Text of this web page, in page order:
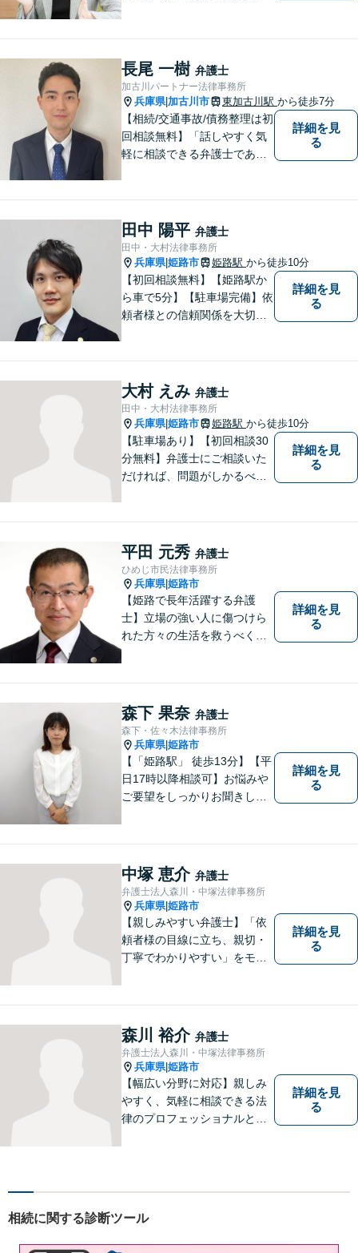
長尾 一樹 弁護士
加古川パートナー法律事務所
兵庫県|加古川市 東加古川駅 から徒歩7分
【相続/交通事故/債務整理は初
回相談無料】「話しやすく気
軽に相談できる弁護士である
歩7分】
詳細を見
る
田中 陽平 弁護士
田中・大村法律事務所
兵庫県|姫路市 姫路駅 から徒歩10分
【初回相談無料】【姫路駅か
ら車で5分】【駐車場完備】依
頼者様との信頼関係を大切
談をお受けしております。離
婚・借金問題・交通事故・企
業法務など幅広く対応してい
ます。
詳細を見
る
大村 えみ 弁護士
田中・大村法律事務所
兵庫県|姫路市 姫路駅 から徒歩10分
【駐車場あり】【初回相談30
分無料】弁護士にご相談いた
だければ、問題がしかるべき
ら、お早めに弁護士にご相談
ください。
詳細を見
る
平田 元秀 弁護士
ひめじ市民法律事務所
兵庫県|姫路市
【姫路で長年活躍する弁護
士】立場の強い人に傷つけら
れた方々の生活を救うべく、
弁護士。お困りごとはなんで
もご相談ください。二人三脚
で平穏な生活を取り戻しまし
ょう。【Zoom・電話相談O
K】
詳細を見
る
森下 果奈 弁護士
森下・佐々木法律事務所
兵庫県|姫路市
【「姫路駅」 徒歩13分】【平
日17時以降相談可】お悩みや
ご要望をしっかりお聞きし、
寧にお話をお聞きし，ご相談
いただいたことで安心感を得
ていただけるよう尽力しま
す。遠慮なく相談してくださ
い。
詳細を見
る
中塚 恵介 弁護士
弁護士法人森川・中塚法律事務所
兵庫県|姫路市
【親しみやすい弁護士】「依
頼者様の目線に立ち、親切・
丁寧でわかりやすい」をモッ
金問題や離婚問題など自分で
はどうにもならないと思える
事でも、弁護士に相談するこ
とでスムーズな解決に繋がる
ことがあります。
詳細を見
る
森川 裕介 弁護士
弁護士法人森川・中塚法律事務所
兵庫県|姫路市
【幅広い分野に対応】親しみ
やすく、気軽に相談できる法
律のプロフェッショナルとし
でサポートいたします。些細
ださい。
詳細を見
る
相続に関する診断ツール